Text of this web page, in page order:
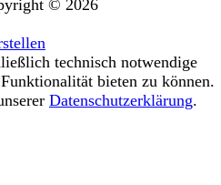
© 2026
technisch notwendige
bieten zu können.
Datenschutzerklärung.